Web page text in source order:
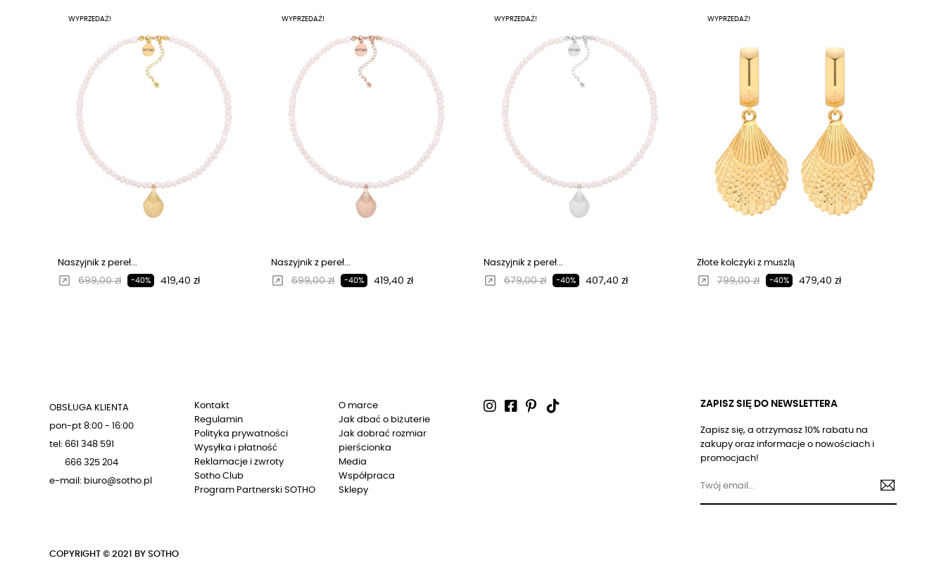
WYPRZEDAŻ!
Naszyjnik z pereł...
Regularna cena
699,00 zł -40% Cena
419,40 zł
WYPRZEDAŻ!
Naszyjnik z pereł...
Regularna cena
699,00 zł -40% Cena
419,40 zł
WYPRZEDAŻ!
Naszyjnik z pereł...
Regularna cena
679,00 zł -40% Cena
407,40 zł
WYPRZEDAŻ!
Złote kolczyki z muszlą
Regularna cena
799,00 zł -40% Cena
479,40 zł
OBSŁUGA KLIENTA
pon-pt 8:00 - 16:00
tel: 661 348 591
666 325 204
e-mail: biuro@sotho.pl
Kontakt
Regulamin
Polityka prywatności
Wysyłka i płatność
Reklamacje i zwroty
Sotho Club
Program Partnerski SOTHO
O marce
Jak dbać o biżuterie
Jak dobrać rozmiar
pierścionka
Media
Współpraca
Sklepy
ZAPISZ SIĘ DO NEWSLETTERA
Zapisz się, a otrzymasz 10% rabatu na
zakupy oraz informacje o nowościach i
promocjach!
COPYRIGHT © 2021 BY SOTHO